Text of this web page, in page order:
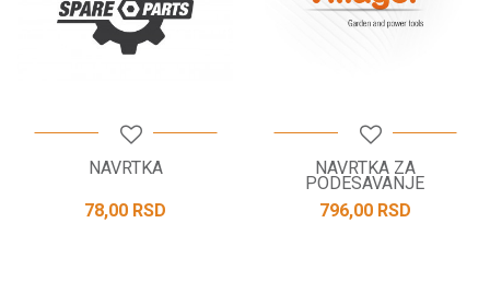
NAVRTKA
78,00 RSD
NAVRTKA ZA
PODESAVANJE
796,00 RSD